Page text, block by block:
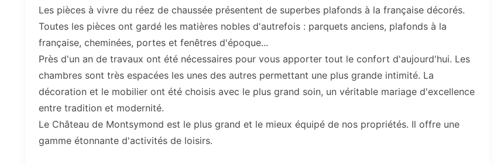
Les pièces à vivre du réez de chaussée présentent de superbes plafonds à la française décorés.
Toutes les pièces ont gardé les matières nobles d'autrefois : parquets anciens, plafonds à la
française, cheminées, portes et fenêtres d'époque...
Près d'un an de travaux ont été nécessaires pour vous apporter tout le confort d'aujourd'hui. Les
chambres sont très espacées les unes des autres permettant une plus grande intimité. La
décoration et le mobilier ont été choisis avec le plus grand soin, un véritable mariage d'excellence
entre tradition et modernité.
Le Château de Montsymond est le plus grand et le mieux équipé de nos propriétés. Il offre une
gamme étonnante d'activités de loisirs.